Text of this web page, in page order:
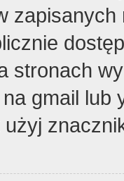
stronach
gmail lub